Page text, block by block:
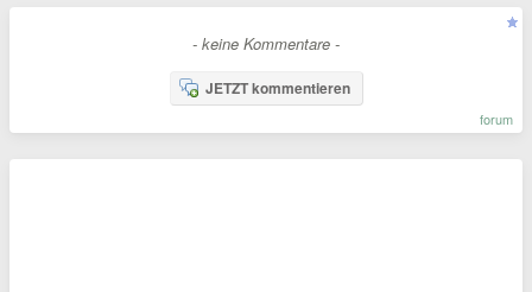
- keine Kommentare -
JETZT kommentieren
forum